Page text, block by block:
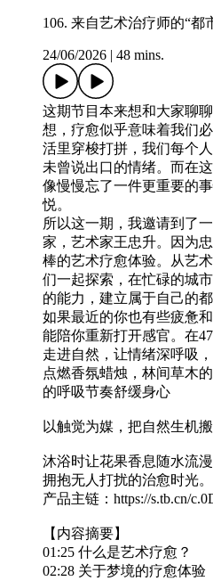
106. 来自艺术治疗师的“都
24/06/2026 48 mins.
这期节目本来想和大家聊
想，疗愈似乎意味着我们
活里穿梭打拼，我们每个
未曾说出口的情绪。而在
像慢慢忘了一件更重要的
悦。
所以这一期，我邀请到了
家，艺术家王忠升。因为
棒的艺术疗愈体验。从艺
们一起探索，在忙碌的城
的能力，建立属于自己的都
如果最近的你也有些疲惫
能陪你重新打开感官。在
走进自然，让情绪深呼吸
点燃香氛蜡烛，林间草木
的呼吸节奏舒缓身心
以触觉为媒，把自然生机
沐浴时让花果香息随水流
拥抱无人打扰的治愈时光。
产品主链：https://s.tb.cn/
【内容摘要】
01:25 什么是艺术疗愈？
02:28 关于梦境的疗愈体验